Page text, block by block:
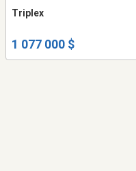
Triplex
1 077 000 $